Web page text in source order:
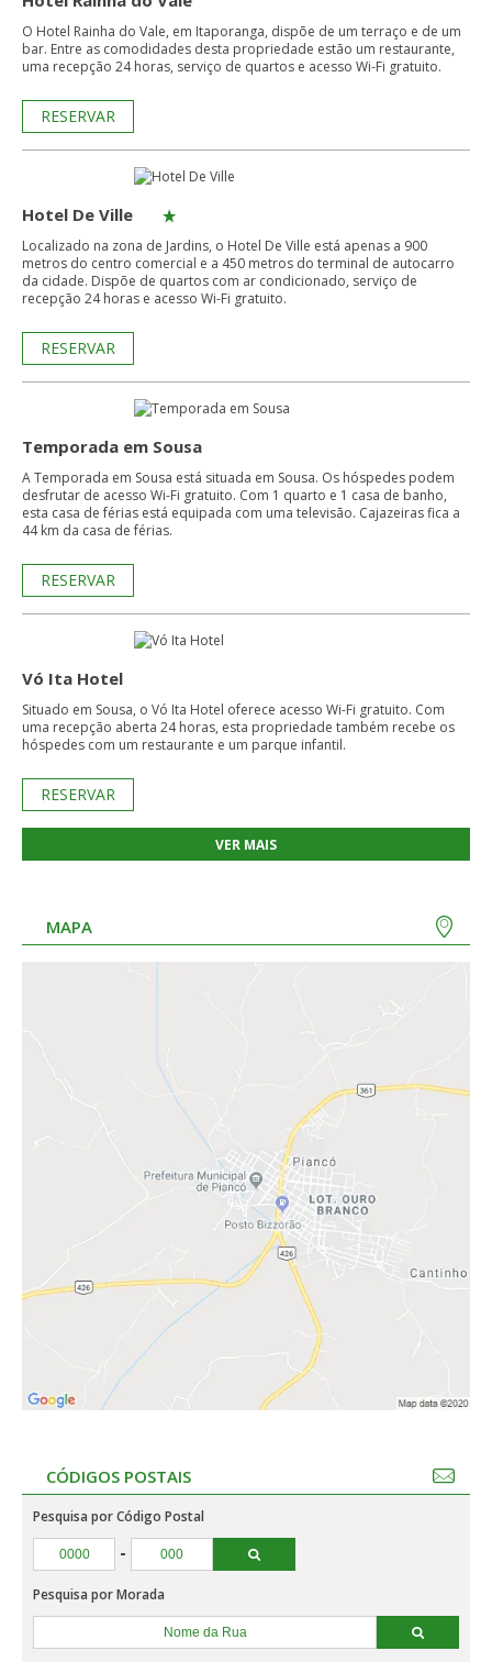
O Hotel Rainha do Vale, em Itaporanga, dispõe de um terraço e de um
bar. Entre as comodidades desta propriedade estão um restaurante,
uma recepção 24 horas, serviço de quartos e acesso Wi-Fi gratuito.
RESERVAR
Hotel De Ville
Localizado na zona de Jardins, o Hotel De Ville está apenas a 900
metros do centro comercial e a 450 metros do terminal de autocarro
da cidade. Dispõe de quartos com ar condicionado, serviço de
recepção 24 horas e acesso Wi-Fi gratuito.
RESERVAR
Temporada em Sousa
A Temporada em Sousa está situada em Sousa. Os hóspedes podem
desfrutar de acesso Wi-Fi gratuito. Com 1 quarto e 1 casa de banho,
esta casa de férias está equipada com uma televisão. Cajazeiras fica a
44 km da casa de férias.
RESERVAR
Vó Ita Hotel
Situado em Sousa, o Vó Ita Hotel oferece acesso Wi-Fi gratuito. Com
uma recepção aberta 24 horas, esta propriedade também recebe os
hóspedes com um restaurante e um parque infantil.
RESERVAR
VER MAIS
MAPA
CÓDIGOS POSTAIS
Pesquisa por Código Postal
-
Pesquisa por Morada